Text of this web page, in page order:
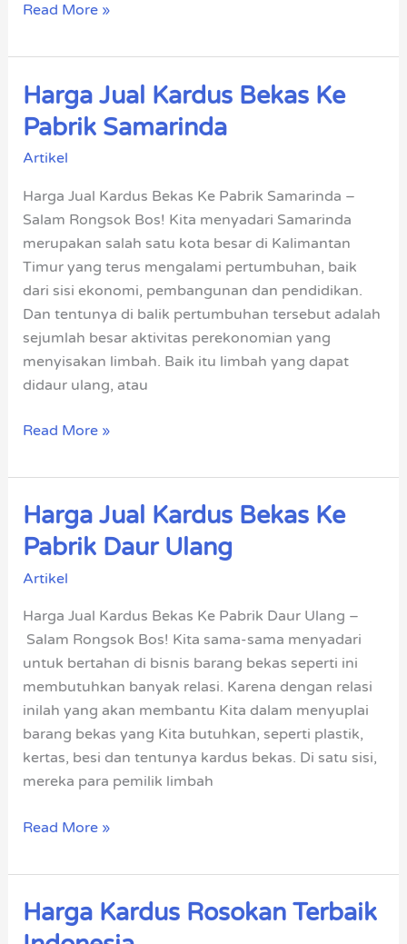
Read More »
Harga Jual Kardus Bekas Ke
Pabrik Samarinda
Artikel
Harga Jual Kardus Bekas Ke Pabrik Samarinda –
Salam Rongsok Bos! Kita menyadari Samarinda
merupakan salah satu kota besar di Kalimantan
Timur yang terus mengalami pertumbuhan, baik
dari sisi ekonomi, pembangunan dan pendidikan.
Dan tentunya di balik pertumbuhan tersebut adalah
sejumlah besar aktivitas perekonomian yang
menyisakan limbah. Baik itu limbah yang dapat
didaur ulang, atau
Harga
Jual
Kardus
Bekas
Pabrik
Read More »
Harga Jual Kardus Bekas Ke
Pabrik Daur Ulang
Artikel
Harga Jual Kardus Bekas Ke Pabrik Daur Ulang –
Salam Rongsok Bos! Kita sama-sama menyadari
untuk bertahan di bisnis barang bekas seperti ini
membutuhkan banyak relasi. Karena dengan relasi
inilah yang akan membantu Kita dalam menyuplai
barang bekas yang Kita butuhkan, seperti plastik,
kertas, besi dan tentunya kardus bekas. Di satu sisi,
mereka para pemilik limbah
Harga
Jual
Kardus
Bekas
Pabrik
Read More »
Harga Kardus Rosokan Terbaik
Harga
Kardus